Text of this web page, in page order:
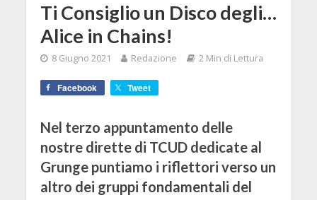
Ti Consiglio un Disco degli…
Alice in Chains!
8 Giugno 2021 Redazione 2 Min di Lettura
Facebook Tweet
Nel terzo appuntamento delle
nostre dirette di TCUD dedicate al
Grunge puntiamo i riflettori verso un
altro dei gruppi fondamentali del